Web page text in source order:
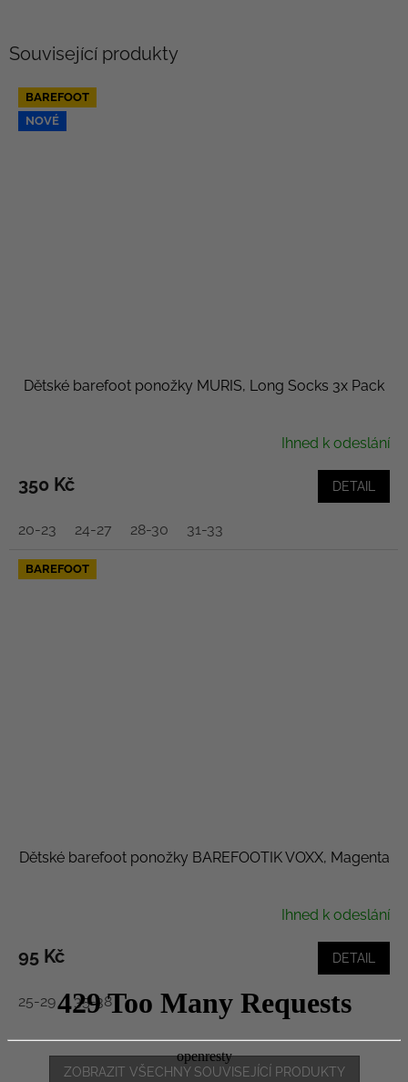
Související produkty
BAREFOOT
NOVÉ
Dětské barefoot ponožky MURIS, Long Socks 3x Pack
Ihned k odeslání
350 Kč DETAIL
20-23 24-27 28-30 31-33
BAREFOOT
Dětské barefoot ponožky BAREFOOTIK VOXX, Magenta
Ihned k odeslání
95 Kč DETAIL
25-29 35-38
ZOBRAZIT VŠECHNY SOUVISEJÍCÍ PRODUKTY